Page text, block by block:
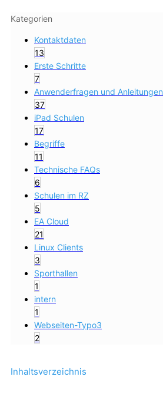
Inhaltsverzeichnis
Kategorien
Kontaktdaten
13
Erste Schritte
7
Anwenderfragen und Anleitungen
37
iPad Schulen
17
Begriffe
11
Technische FAQs
6
Schulen im RZ
5
EA Cloud
21
Linux Clients
3
Sporthallen
1
intern
1
Webseiten-Typo3
2